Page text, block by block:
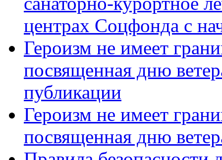
центрах Соцфонда с
Героизм не имеет
посвященная дню
публикации
Героизм не имеет
посвященная дню